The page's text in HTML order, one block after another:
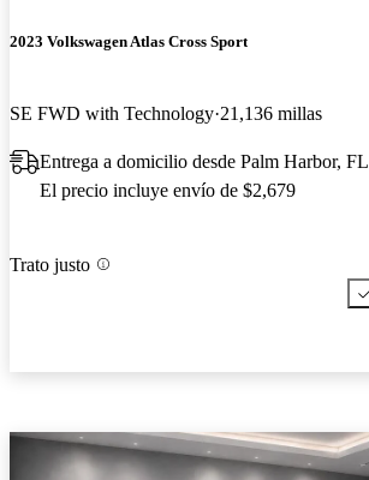
2023 Volkswagen Atlas Cross Sport
SE FWD with Technology 21,136 millas
Entrega a domicilio desde Palm Harbor, FL
El precio incluye envío de $2,679
Trato justo